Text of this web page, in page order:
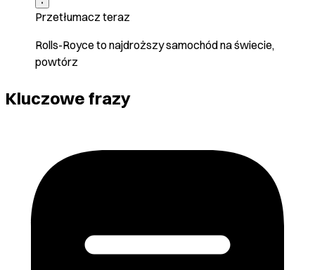
Przetłumacz teraz
Rolls-Royce to najdroższy samochód na świecie,
powtórz
Kluczowe frazy